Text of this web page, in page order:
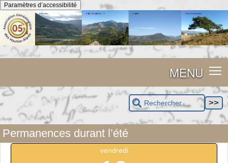
Panneau de gestion des cookies
Paramètres d’accessibilité
MENU
Permanences durant l’été
vendredi